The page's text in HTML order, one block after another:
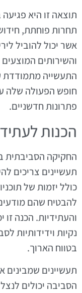
תוצאה זו היא
תחרות פוחתת,
אשר יכול להוביל
והשירותים
התעשייה מתמודדת
חופש הפעולה שלה
פתרונות חדשניים.
הכנות
החקיקה הסביבתית
תעשיינים צריכים
כולל יזמות של
להבטיח שהם
והעתידיות. הכנה זו
נקיות וידידותיות
בטווח הארוך.
תעשיינים
הסביבה יכולים